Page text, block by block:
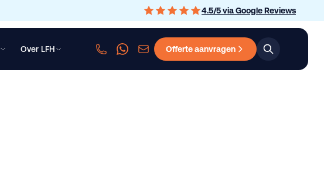
4.5/5via Google Reviews
Over LFH Offerte aanvragen